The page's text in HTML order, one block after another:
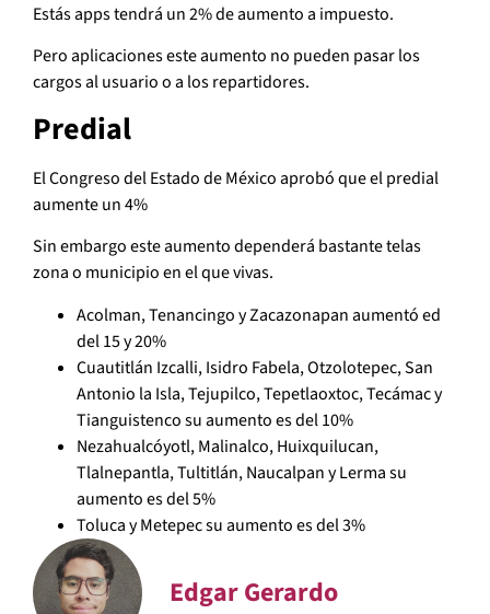
Estás apps tendrá un 2% de aumento a impuesto.
Pero aplicaciones este aumento no pueden pasar los
cargos al usuario o a los repartidores.
Predial
El Congreso del Estado de México aprobó que el predial
aumente un 4%
Sin embargo este aumento dependerá bastante telas
zona o municipio en el que vivas.
Acolman, Tenancingo y Zacazonapan aumentó ed
del 15 y 20%
Cuautitlán Izcalli, Isidro Fabela, Otzolotepec, San
Antonio la Isla, Tejupilco, Tepetlaoxtoc, Tecámac y
Tianguistenco su aumento es del 10%
Nezahualcóyotl, Malinalco, Huixquilucan,
Tlalnepantla, Tultitlán, Naucalpan y Lerma su
aumento es del 5%
Toluca y Metepec su aumento es del 3%
Edgar Gerardo